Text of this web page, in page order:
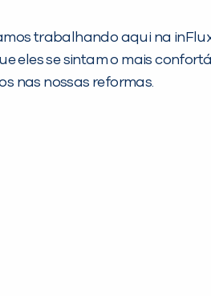
trabalhando aqui na
eles se sintam o mais
nas nossas reformas.